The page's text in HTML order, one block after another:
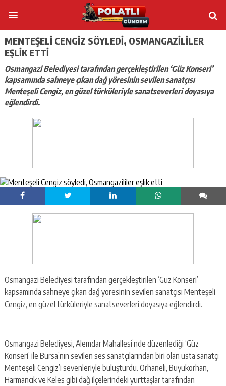
MENTEŞELI CENGIZ SÖYLEDI, OSMANGAZILILER
EŞLIK ETTI
Osmangazi Belediyesi tarafından gerçekleştirilen ‘Güz Konseri’
kapsamında sahneye çıkan dağ yöresinin sevilen sanatçısı
Menteşeli Cengiz, en güzel türküleriyle sanatseverleri doyasıya
eğlendirdi.
Osmangazi Belediyesi tarafından gerçekleştirilen ‘Güz Konseri’
kapsamında sahneye çıkan dağ yöresinin sevilen sanatçısı Menteşeli
Cengiz, en güzel türküleriyle sanatseverleri doyasıya eğlendirdi.
Osmangazi Belediyesi, Alemdar Mahallesi’nde düzenlediği ‘Güz
Konseri’ ile Bursa’nın sevilen ses sanatçılarından biri olan usta sanatçı
Menteşeli Cengiz’i sevenleriyle buluşturdu. Orhaneli, Büyükorhan,
Harmancık ve Keles gibi dağ ilçelerindeki yurttaşlar tarafından